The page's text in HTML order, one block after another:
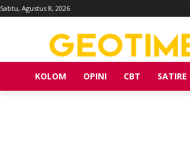
Sabtu, Agustus 8, 2026
KOLOM OPINI CBT SATIRE